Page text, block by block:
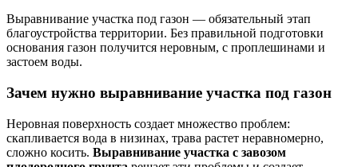
Выравнивание участка под газон — обязательный этап
благоустройства территории. Без правильной подготовки
основания газон получится неровным, с проплешинами и
застоем воды.
Зачем нужно выравнивание участка под газон
Неровная поверхность создает множество проблем:
скапливается вода в низинах, трава растет неравномерно,
сложно косить. Выравнивание участка с завозом